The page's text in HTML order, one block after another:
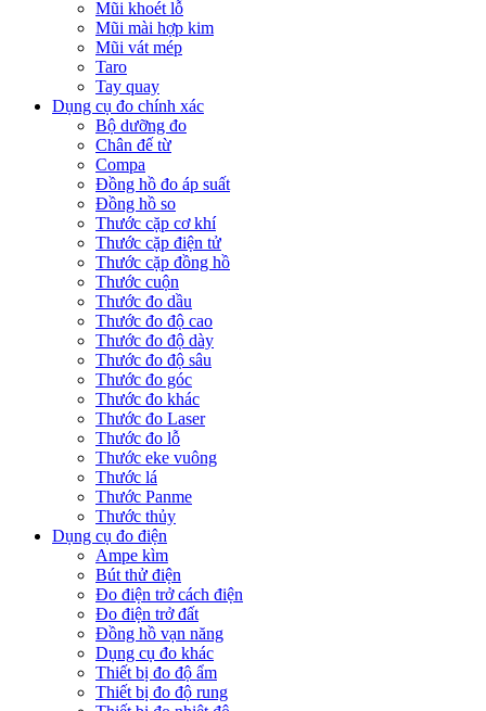
Mũi khoét lỗ
Mũi mài hợp kim
Mũi vát mép
Taro
Tay quay
Dụng cụ đo chính xác
Bộ dưỡng đo
Chân đế từ
Compa
Đồng hồ đo áp suất
Đồng hồ so
Thước cặp cơ khí
Thước cặp điện tử
Thước cặp đồng hồ
Thước cuộn
Thước đo dầu
Thước đo độ cao
Thước đo độ dày
Thước đo độ sâu
Thước đo góc
Thước đo khác
Thước đo Laser
Thước đo lỗ
Thước eke vuông
Thước lá
Thước Panme
Thước thủy
Dụng cụ đo điện
Ampe kìm
Bút thử điện
Đo điện trở cách điện
Đo điện trở đất
Đồng hồ vạn năng
Dụng cụ đo khác
Thiết bị đo độ ẩm
Thiết bị đo độ rung